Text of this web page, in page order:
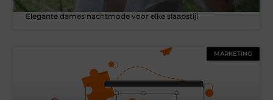
Elegante dames nachtmode voor elke slaapstijl
MARKETING